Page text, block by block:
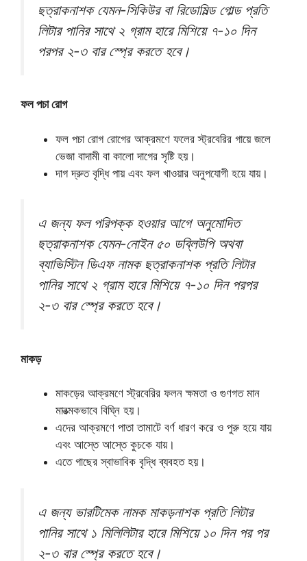
ছত্রাকনাশক যেমন-সিকিউর বা রিডোমিল্ড গোল্ড প্রতি
লিটার পানির সাথে ২ গ্রাম হারে মিশিয়ে ৭-১০ দিন
পরপর ২-৩ বার স্প্রে করতে হবে।
ফল পচা রোগ
ফল পচা রোগ রোগের আক্রমণে ফলের স্ট্রবেরির গায়ে জলে
ভেজা বাদামী বা কালো দাগের সৃষ্টি হয়।
দাগ দ্রুত বৃদ্ধি পায় এবং ফল খাওয়ার অনুপযোগী হয়ে যায়।
এ জন্য ফল পরিপক্ক হওয়ার আগে অনুমোদিত
ছত্রাকনাশক যেমন-নোইন ৫০ ডব্লিউপি অথবা
ব্যাভিস্টিন ডিএফ নামক ছত্রাকনাশক প্রতি লিটার
পানির সাথে ২ গ্রাম হারে মিশিয়ে ৭-১০ দিন পরপর
২-৩ বার স্প্রে করতে হবে।
মাকড়
মাকড়ের আক্রমণে স্ট্রবেরির ফলন ক্ষমতা ও গুণগত মান
মারত্মকভাবে বিঘ্নি হয়।
এদের আক্রমণে পাতা তামাটে বর্ণ ধারণ করে ও পুরু হয়ে যায়
এবং আস্তে আস্তে কুচকে যায়।
এতে গাছের স্বাভাবিক বৃদ্ধি ব্যবহত হয়।
এ জন্য ভারটিমেক নামক মাকড়নাশক প্রতি লিটার
পানির সাথে ১ মিলিলিটার হারে মিশিয়ে ১০ দিন পর পর
২-৩ বার স্প্রে করতে হবে।